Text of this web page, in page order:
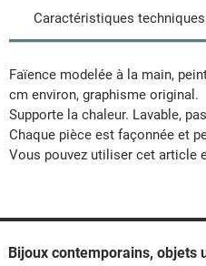
Caractéristiques techniques
Faïence modelée à la main,
cm environ, graphisme original.
Supporte la chaleur. Lavable,
Chaque pièce est façonnée et
Vous pouvez utiliser cet article
Bijoux contemporains, objets